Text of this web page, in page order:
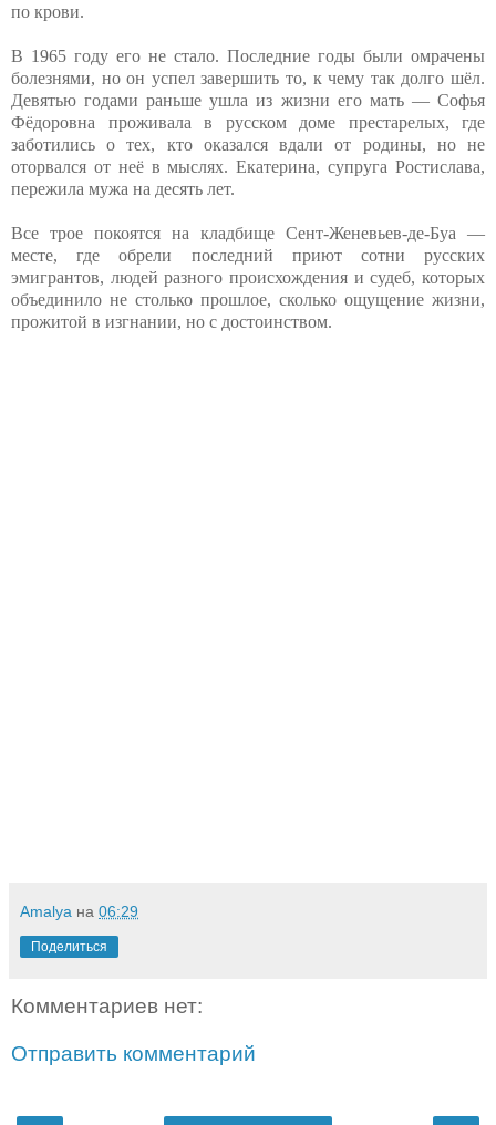
по крови.
В 1965 году его не стало. Последние годы были омрачены
болезнями, но он успел завершить то, к чему так долго шёл.
Девятью годами раньше ушла из жизни его мать — Софья
Фёдоровна проживала в русском доме престарелых, где
заботились о тех, кто оказался вдали от родины, но не
оторвался от неё в мыслях. Екатерина, супруга Ростислава,
пережила мужа на десять лет.
Все трое покоятся на кладбище Сент-Женевьев-де-Буа —
месте, где обрели последний приют сотни русских
эмигрантов, людей разного происхождения и судеб, которых
объединило не столько прошлое, сколько ощущение жизни,
прожитой в изгнании, но с достоинством.
Amalya на 06:29
Поделиться
Комментариев нет:
Отправить комментарий